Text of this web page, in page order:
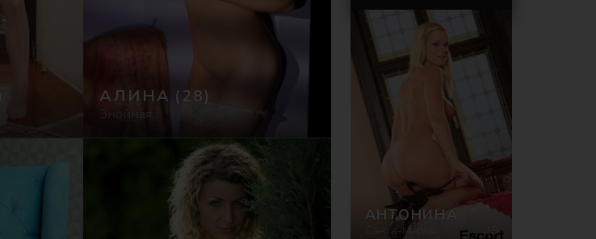
АЛИНА (28)
Знойная
АНТОНИНА
Санта-Мария 19